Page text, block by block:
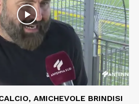
AMICHEVOLE BRINDISI